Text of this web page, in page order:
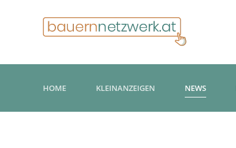
HOME KLEINANZEIGEN NEWS